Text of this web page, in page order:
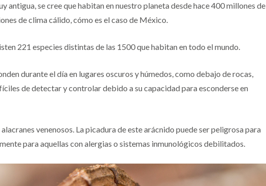
antigua, se cree que habitan en nuestro planeta desde hace 400 millones de
de clima cálido, cómo es el caso de México.
221 especies distintas de las 1500 que habitan en todo el mundo.
durante el día en lugares oscuros y húmedos, como debajo de rocas,
de detectar y controlar debido a su capacidad para esconderse en
venenosos. La picadura de este arácnido puede ser peligrosa para
para aquellas con alergias o sistemas inmunológicos debilitados.